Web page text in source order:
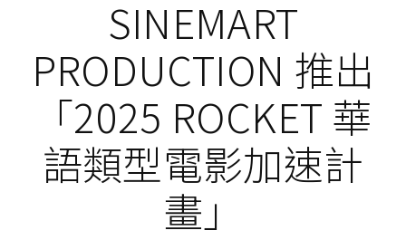
SINEMART
PRODUCTION 推出
「2025 ROCKET 華
語類型電影加速計
畫」